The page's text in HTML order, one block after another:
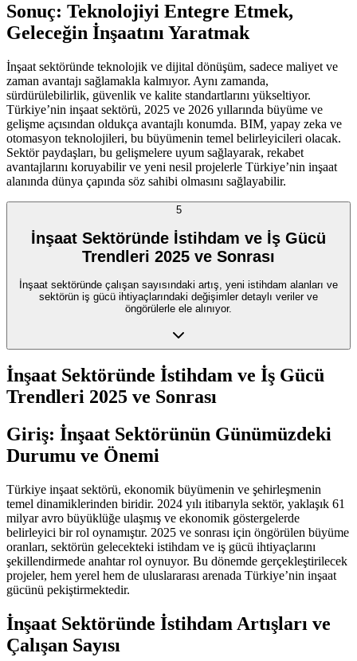
Sonuç: Teknolojiyi Entegre Etmek,
Geleceğin İnşaatını Yaratmak
İnşaat sektöründe teknolojik ve dijital dönüşüm, sadece maliyet ve
zaman avantajı sağlamakla kalmıyor. Aynı zamanda,
sürdürülebilirlik, güvenlik ve kalite standartlarını yükseltiyor.
Türkiye’nin inşaat sektörü, 2025 ve 2026 yıllarında büyüme ve
gelişme açısından oldukça avantajlı konumda. BIM, yapay zeka ve
otomasyon teknolojileri, bu büyümenin temel belirleyicileri olacak.
Sektör paydaşları, bu gelişmelere uyum sağlayarak, rekabet
avantajlarını koruyabilir ve yeni nesil projelerle Türkiye’nin inşaat
alanında dünya çapında söz sahibi olmasını sağlayabilir.
5
İnşaat Sektöründe İstihdam ve İş Gücü
Trendleri 2025 ve Sonrası
İnşaat sektöründe çalışan sayısındaki artış, yeni istihdam alanları ve
sektörün iş gücü ihtiyaçlarındaki değişimler detaylı veriler ve
öngörülerle ele alınıyor.
İnşaat Sektöründe İstihdam ve İş Gücü
Trendleri 2025 ve Sonrası
Giriş: İnşaat Sektörünün Günümüzdeki
Durumu ve Önemi
Türkiye inşaat sektörü, ekonomik büyümenin ve şehirleşmenin
temel dinamiklerinden biridir. 2024 yılı itibarıyla sektör, yaklaşık 61
milyar avro büyüklüğe ulaşmış ve ekonomik göstergelerde
belirleyici bir rol oynamıştır. 2025 ve sonrası için öngörülen büyüme
oranları, sektörün gelecekteki istihdam ve iş gücü ihtiyaçlarını
şekillendirmede anahtar rol oynuyor. Bu dönemde gerçekleştirilecek
projeler, hem yerel hem de uluslararası arenada Türkiye’nin inşaat
gücünü pekiştirmektedir.
İnşaat Sektöründe İstihdam Artışları ve
Çalışan Sayısı